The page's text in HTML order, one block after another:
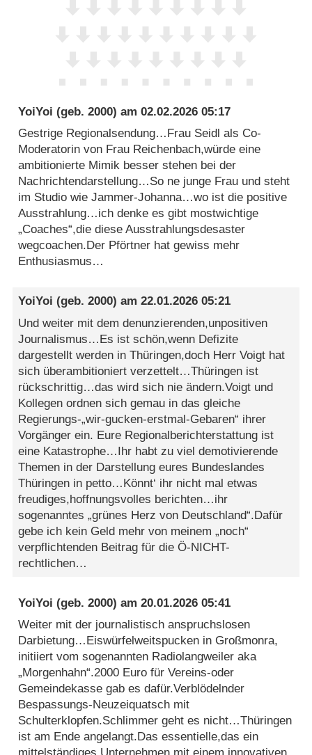
YoiYoi (geb. 2000) am02.02.2026 05:17
Gestrige Regionalsendung…Frau Seidl als Co-
Moderatorin von Frau Reichenbach,würde eine
ambitionierte Mimik besser stehen bei der
Nachrichtendarstellung…So ne junge Frau und steht
im Studio wie Jammer-Johanna…wo ist die positive
Ausstrahlung…ich denke es gibt mostwichtige
„Coaches“,die diese Ausstrahlungsdesaster
wegcoachen.Der Pförtner hat gewiss mehr
Enthusiasmus…
YoiYoi (geb. 2000) am22.01.2026 05:21
Und weiter mit dem denunzierenden,unpositiven
Journalismus…Es ist schön,wenn Defizite
dargestellt werden in Thüringen,doch Herr Voigt hat
sich überambitioniert verzettelt…Thüringen ist
rückschrittig…das wird sich nie ändern.Voigt und
Kollegen ordnen sich gemau in das gleiche
Regierungs-„wir-gucken-erstmal-Gebaren“ ihrer
Vorgänger ein. Eure Regionalberichterstattung ist
eine Katastrophe…Ihr habt zu viel demotivierende
Themen in der Darstellung eures Bundeslandes
Thüringen in petto…Könnt‘ ihr nicht mal etwas
freudiges,hoffnungsvolles berichten…ihr
sogenanntes „grünes Herz von Deutschland“.Dafür
gebe ich kein Geld mehr von meinem „noch“
verpflichtenden Beitrag für die Ö-NICHT-
rechtlichen…
YoiYoi (geb. 2000) am20.01.2026 05:41
Weiter mit der journalistisch anspruchslosen
Darbietung…Eiswürfelweitspucken in Großmonra,
initiiert vom sogenannten Radiolangweiler aka
„Morgenhahn“.2000 Euro für Vereins-oder
Gemeindekasse gab es dafür.Verblödelnder
Bespassungs-Neuzeiquatsch mit
Schulterklopfen.Schlimmer geht es nicht…Thüringen
ist am Ende angelangt.Das essentielle,das ein